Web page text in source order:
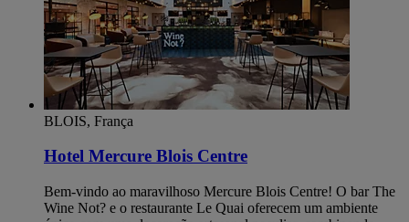
BLOIS, França
Hotel Mercure Blois Centre
Bem-vindo ao maravilhoso Mercure Blois Centre! O bar The
Wine Not? e o restaurante Le Quai oferecem um ambiente